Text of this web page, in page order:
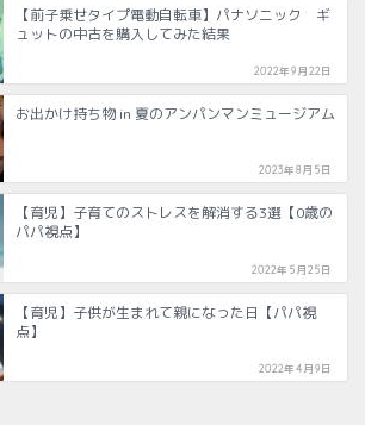
【前子乗せタイプ電動自転車】パナソニック ギ
ュットの中古を購入してみた結果
2022年9月22日
お出かけ持ち物 in 夏のアンパンマンミュージアム
2023年8月5日
【育児】子育てのストレスを解消する3選【0歳の
パパ視点】
2022年5月25日
【育児】子供が生まれて親になった日【パパ視
点】
2022年4月9日